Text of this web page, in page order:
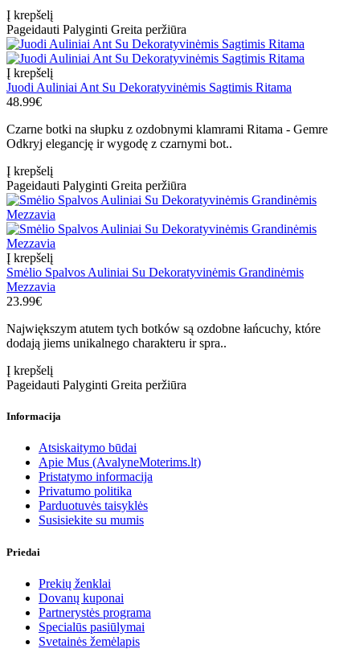
Į krepšelį
Pageidauti Palyginti Greita peržiūra
Į krepšelį
Juodi Auliniai Ant Su Dekoratyvinėmis Sagtimis Ritama
48.99€
Czarne botki na słupku z ozdobnymi klamrami Ritama - Gemre
Odkryj elegancję ir wygodę z czarnymi bot..
Į krepšelį
Pageidauti Palyginti Greita peržiūra
Į krepšelį
Smėlio Spalvos Auliniai Su Dekoratyvinėmis Grandinėmis
Mezzavia
23.99€
Największym atutem tych botków są ozdobne łańcuchy, które
dodają jiems unikalnego charakteru ir spra..
Į krepšelį
Pageidauti Palyginti Greita peržiūra
Informacija
Atsiskaitymo būdai
Apie Mus (AvalyneMoterims.lt)
Pristatymo informacija
Privatumo politika
Parduotuvės taisyklės
Susisiekite su mumis
Priedai
Prekių ženklai
Dovanų kuponai
Partnerystės programa
Specialūs pasiūlymai
Svetainės žemėlapis